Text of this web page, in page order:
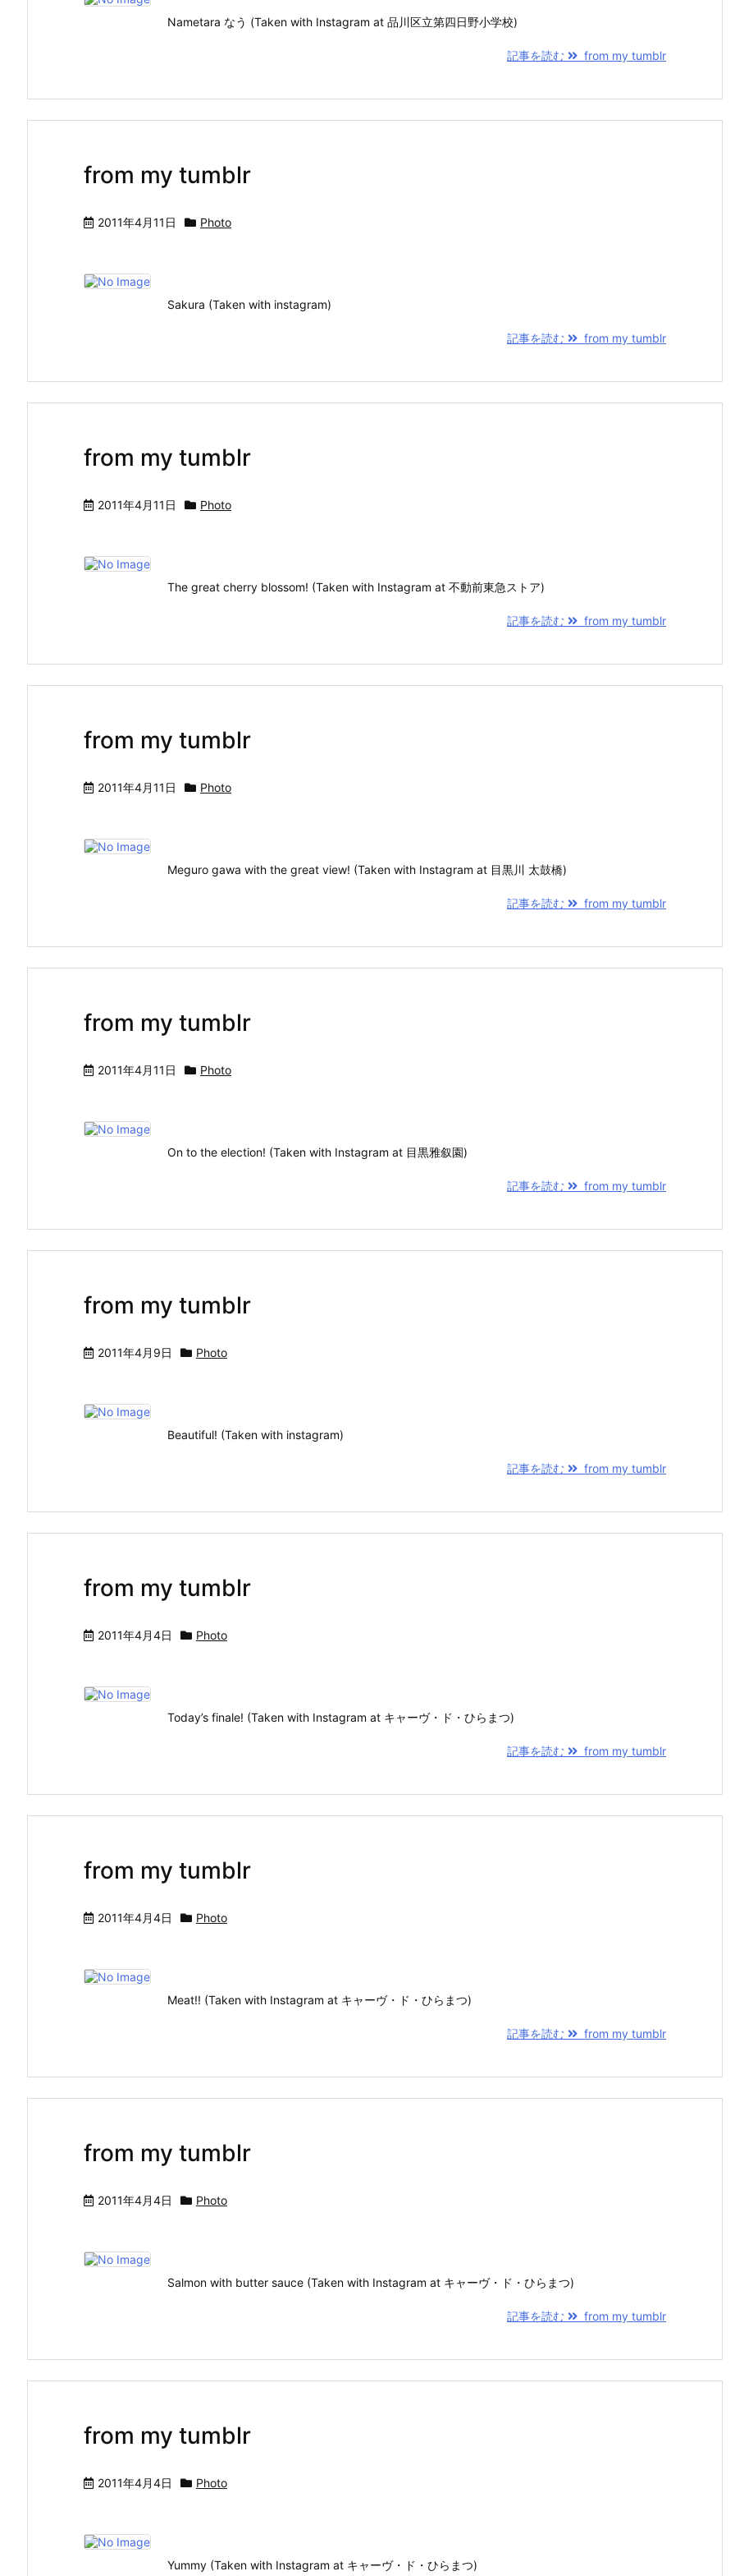
Nametara なう (Taken with Instagram at 品川区立第四日野小学校)
記事を読む from my tumblr
from my tumblr
2011年4月11日 Photo
Sakura (Taken with instagram)
記事を読む from my tumblr
from my tumblr
2011年4月11日 Photo
The great cherry blossom! (Taken with Instagram at 不動前東急ストア)
記事を読む from my tumblr
from my tumblr
2011年4月11日 Photo
Meguro gawa with the great view! (Taken with Instagram at 目黒川 太鼓橋)
記事を読む from my tumblr
from my tumblr
2011年4月11日 Photo
On to the election! (Taken with Instagram at 目黒雅叙園)
記事を読む from my tumblr
from my tumblr
2011年4月9日 Photo
Beautiful! (Taken with instagram)
記事を読む from my tumblr
from my tumblr
2011年4月4日 Photo
Today’s finale! (Taken with Instagram at キャーヴ・ド・ひらまつ)
記事を読む from my tumblr
from my tumblr
2011年4月4日 Photo
Meat!! (Taken with Instagram at キャーヴ・ド・ひらまつ)
記事を読む from my tumblr
from my tumblr
2011年4月4日 Photo
Salmon with butter sauce (Taken with Instagram at キャーヴ・ド・ひらまつ)
記事を読む from my tumblr
from my tumblr
2011年4月4日 Photo
Yummy (Taken with Instagram at キャーヴ・ド・ひらまつ)